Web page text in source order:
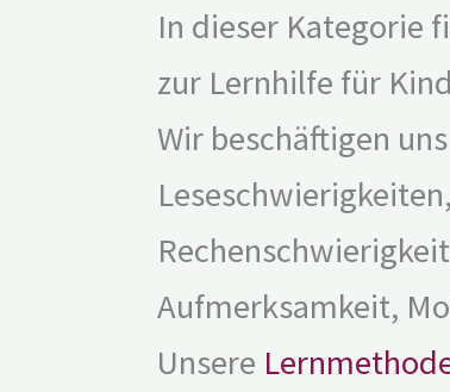
In dieser Kategorie
zur Lernhilfe für
Wir beschäftigen
Aufmerksamkeit,
Unsere